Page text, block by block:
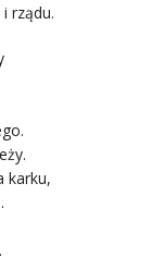
rządu.
karku,